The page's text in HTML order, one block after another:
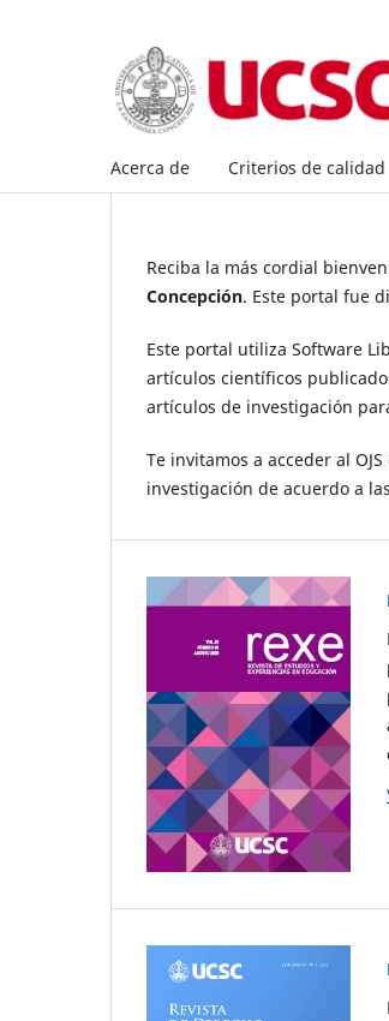
Acerca de Criterios de calidad
Reciba la más cordial
Concepción. Este portal fue
Este portal utiliza Software
artículos científicos
artículos de investigación
Te invitamos a acceder al
investigación de acuerdo a